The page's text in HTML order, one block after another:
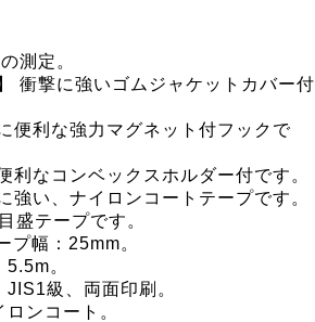
測定。
衝撃に強いゴムジャケットカバー付
便利な強力マグネット付フックで
利なコンベックスホルダー付です。
強い、ナイロンコートテープです。
盛テープです。
プ幅：25mm。
。
級、両面印刷。
ンコート。